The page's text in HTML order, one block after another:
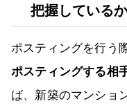
把握しているか
ポスティングを行う
ポスティングする相
ば、新築のマンショ